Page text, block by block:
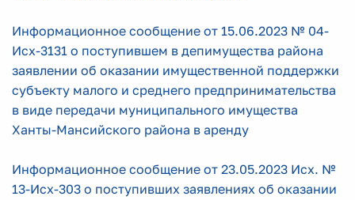
Информационное сообщение от 15.06.2023 № 04-
Исх-3131 о поступившем в депимущества района
заявлении об оказании имущественной поддержки
субъекту малого и среднего предпринимательства
в виде передачи муниципального имущества
Ханты-Мансийского района в аренду
Информационное сообщение от 23.05.2023 Исх. №
13-Исх-303 о поступивших заявлениях об оказании